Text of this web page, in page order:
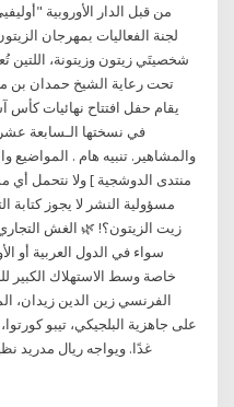
من قبل الدار الأوروبية
لجنة الفعاليات بمهرجان
شخصيتَي زيتون وزيتونة، اللتين
تحت رعاية الشيخ حمدان بن
في نسختها الـسابعة
والمشاهير. تنبيه هام . المواضيع
منتدى الدوشجية ] ولا نتحمل أي
مسؤولية النشر لا يجوز
زيت الزيتون؟! 🌿 الغش
سواء في الدول العربية أو
خاصة وسط الاستهلاك الكبير
الفرنسي زين الدين زيدان،
على جاهزية البلجيكي، تيبو